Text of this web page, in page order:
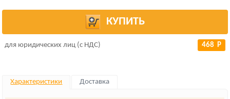
КУПИТЬ
для юридических лиц (с НДС) 468 Р
Характеристики Доставка